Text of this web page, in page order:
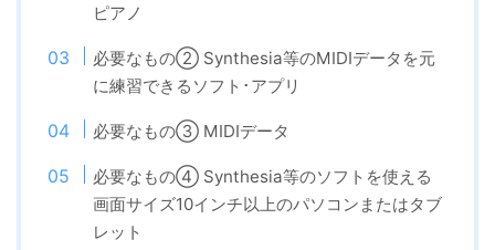
ピアノ
必要なもの② Synthesia等のMIDIデータを元
に練習できるソフト･アプリ
必要なもの③ MIDIデータ
必要なもの④ Synthesia等のソフトを使える
画面サイズ10インチ以上のパソコンまたはタブ
レット